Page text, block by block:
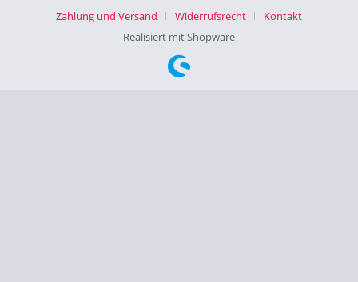
Zahlung und Versand Widerrufsrecht
Kontakt
Realisiert mit Shopware